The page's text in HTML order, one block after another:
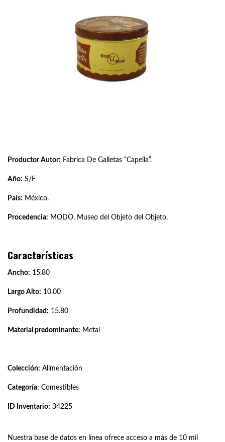
Productor Autor: Fabrica De Galletas “Capella”.
Año: S/F
País: México.
Procedencia: MODO, Museo del Objeto del Objeto.
Características
Ancho: 15.80
Largo Alto: 10.00
Profundidad: 15.80
Material predominante: Metal
Colección: Alimentación
Categoría: Comestibles
ID Inventario: 34225
Nuestra base de datos en línea ofrece acceso a más de 10 mil